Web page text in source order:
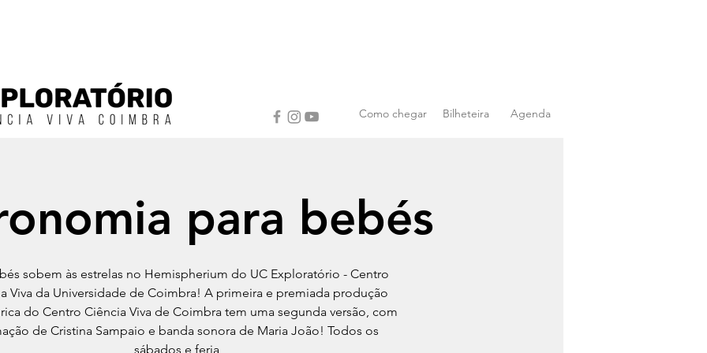
Como chegar Bilheteira Agenda
para bebés
sobem às estrelas no Hemispherium do UC Exploratório - Centro
Viva da Universidade de Coimbra! A primeira e premiada produção
do Centro Ciência Viva de Coimbra tem uma segunda versão, com
de Cristina Sampaio e banda sonora de Maria João! Todos os
sábados e feria